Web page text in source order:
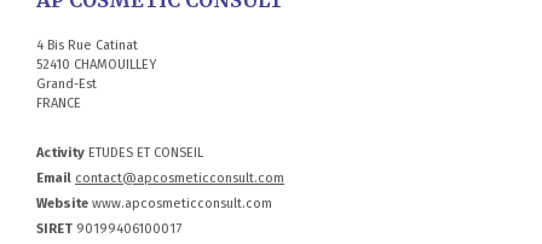
4 Bis Rue Catinat
52410 CHAMOUILLEY
Grand-Est
FRANCE
Activity ETUDES ET CONSEIL
Email contact@apcosmeticconsult.com
Website www.apcosmeticconsult.com
SIRET 90199406100017